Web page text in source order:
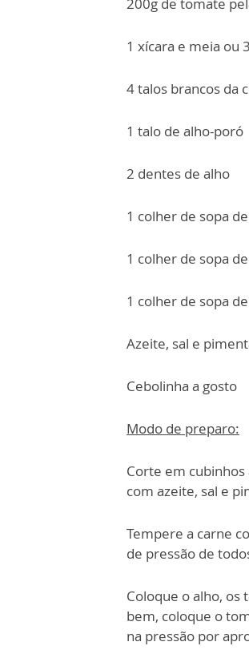
200g de tomate
1 xícara e meia ou
4 talos brancos da
1 talo de alho-poró
2 dentes de alho
1 colher de sopa
1 colher de sopa
1 colher de sopa
Azeite, sal e
Cebolinha a gosto
Modo de preparo:
Corte em
com azeite, sal e
Tempere a carne
de pressão de
Coloque o alho, os
bem, coloque o
na pressão por